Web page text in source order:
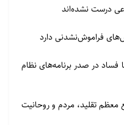
درست نشده‌اند
فراموش‌نشدنی دارد
فساد در صدر برنامه‌های نظام
معظم تقلید، مردم و روحانیت